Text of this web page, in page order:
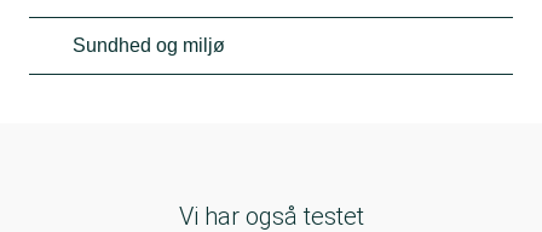
Sundhed og miljø
Vi har også testet